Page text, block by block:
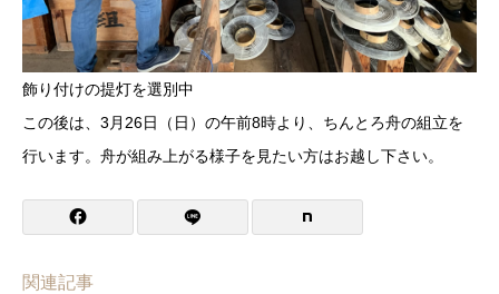
飾り付けの提灯を選別中
この後は、3月26日（日）の午前8時より、ちんとろ舟の組立を
行います。舟が組み上がる様子を見たい方はお越し下さい。
関連記事